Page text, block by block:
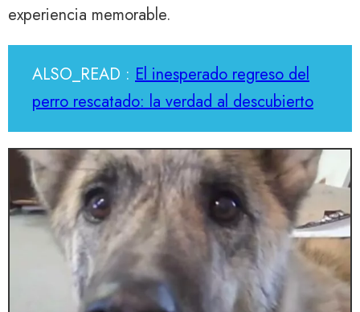
experiencia memorable.
ALSO_READ : El inesperado regreso del
perro rescatado: la verdad al descubierto